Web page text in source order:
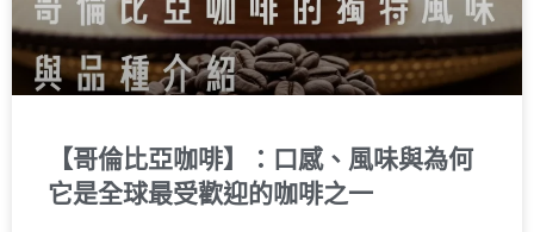
【哥倫比亞咖啡】：口感、風味與為何
它是全球最受歡迎的咖啡之一